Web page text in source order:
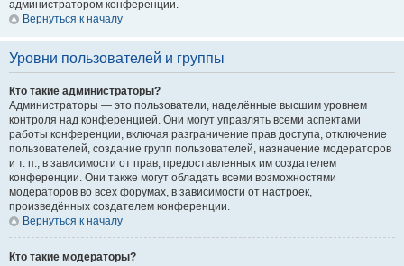
администратором конференции.
Вернуться к началу
Уровни пользователей и группы
Кто такие администраторы?
Администраторы — это пользователи, наделённые высшим уровнем
контроля над конференцией. Они могут управлять всеми аспектами
работы конференции, включая разграничение прав доступа, отключение
пользователей, создание групп пользователей, назначение модераторов
и т. п., в зависимости от прав, предоставленных им создателем
конференции. Они также могут обладать всеми возможностями
модераторов во всех форумах, в зависимости от настроек,
произведённых создателем конференции.
Вернуться к началу
Кто такие модераторы?